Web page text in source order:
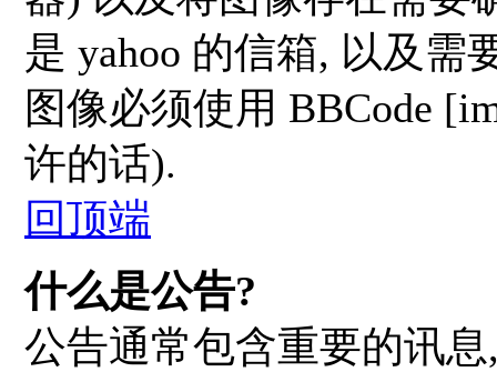
是 yahoo 的信箱, 以及需
图像必须使用 BBCode
许的话).
回顶端
什么是公告?
公告通常包含重要的讯